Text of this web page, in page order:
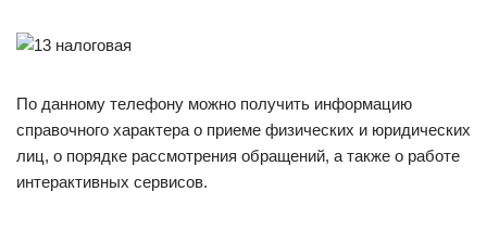
По данному телефону можно получить информацию
справочного характера о приеме физических и юридических
лиц, о порядке рассмотрения обращений, а также о работе
интерактивных сервисов.